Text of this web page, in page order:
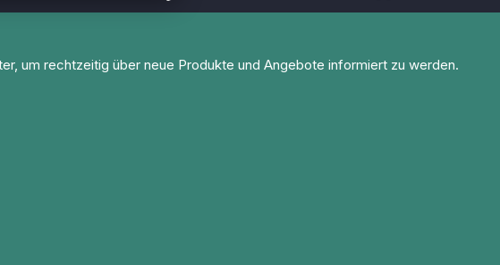
um rechtzeitig über neue Produkte und Angebote informiert zu werden.